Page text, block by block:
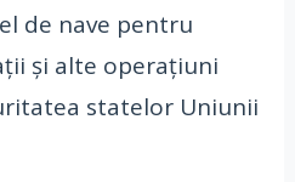
de nave pentru
și alte operațiuni
statelor Uniunii